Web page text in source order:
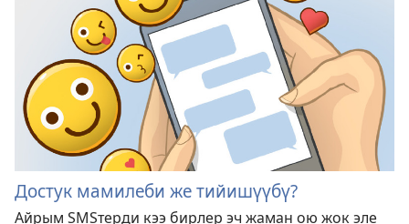
Достук мамилеби же тийишүүбү?
Айрым SMSтерди кээ бирлер эч жаман ою жок эле